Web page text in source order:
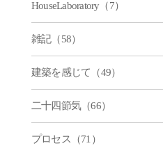
HouseLaboratory（7）
雑記（58）
建築を感じて（49）
二十四節気（66）
プロセス（71）